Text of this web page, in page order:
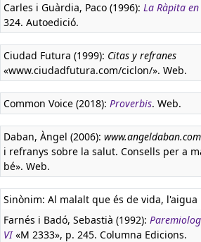
Carles i Guàrdia, Paco (1996): La Ràpita
324. Autoedició.
Ciudad Futura (1999): Citas y refranes
«www.ciudadfutura.com/ciclon/». Web.
Common Voice (2018): Proverbis. Web.
Daban, Àngel (2006):
i refranys sobre la salut. Consells per a
bé». Web.
Sinònim: Al malalt que és de vida, l'aigua
Farnés i Badó, Sebastià (1992):
VI«M 2333», p. 245. Columna Edicions.